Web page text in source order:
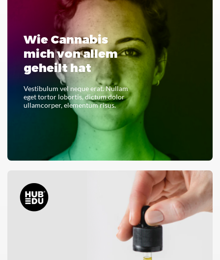
Wie Cannabis
mich von allem
geheilt hat
Vestibulum vel neque erat. Nullam
eget tortor lobortis, dictum dolor
ullamcorper, elementum risus.
LESEN SIE DAS GANZE